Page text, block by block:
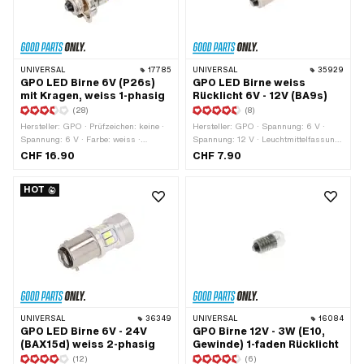
UNIVERSAL 17785
GPO LED Birne 6V (P26s)
mit Kragen, weiss 1-phasig
(28)
Hersteller: GPO · Prüfzeichen: keine ·
Spannung: 6 V · Farbe: weiss ·
Leuchtmittelfassung: P26s · Ø Sockel:
CHF 16.90
UNIVERSAL 35929
GPO LED Birne weiss
Rücklicht 6V - 12V (BA9s)
(8)
Hersteller: GPO · Spannung: 6 V ·
Spannung: 12 V · Leuchtmittelfassung:
BA9s · Gesamtlänge: 22 mm · Farbe:
CHF 7.90
HOT
UNIVERSAL 36349
GPO LED Birne 6V - 24V
(BAX15d) weiss 2-phasig
(12)
UNIVERSAL 16084
GPO Birne 12V - 3W (E10,
Gewinde) 1-faden Rücklicht
(6)